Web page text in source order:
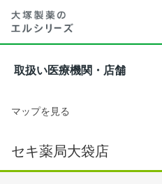
取扱い医療機関・店舗
マップを見る
セキ薬局大袋店